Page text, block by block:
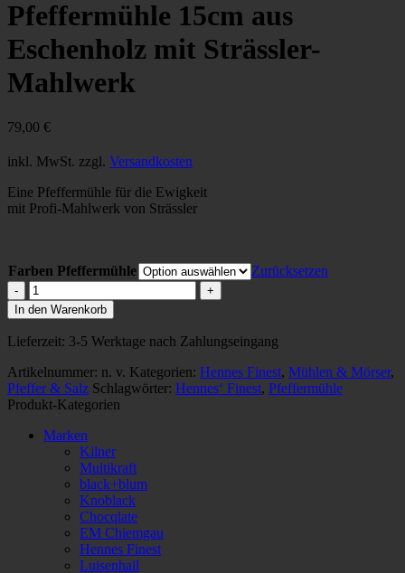
Pfeffermühle 15cm aus
Eschenholz mit Strässler-
Mahlwerk
79,00 €
inkl. MwSt. zzgl. Versandkosten
Eine Pfeffermühle für die Ewigkeit
mit Profi-Mahlwerk von Strässler
Farben Pfeffermühle
Zurücksetzen
Pfeffermühle
15cm
aus
Eschenholz
Strässler-
Mahlwerk
Menge
In den Warenkorb
Lieferzeit: 3-5 Werktage nach Zahlungseingang
Artikelnummer: n. v. Kategorien: Hennes Finest, Mühlen & Mörser,
Pfeffer & Salz Schlagwörter: Hennes‘ Finest, Pfeffermühle
Produkt-Kategorien
Marken
Kilner
Multikraft
black+blum
Knoblack
Chocqlate
EM Chiemgau
Hennes Finest
Luisenhall